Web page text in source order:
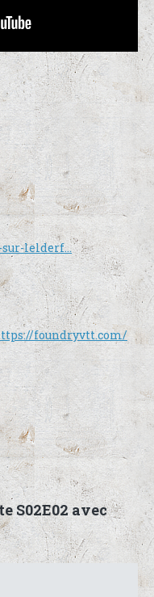
lelderf…
foundryvtt.com/
S02E02 avec